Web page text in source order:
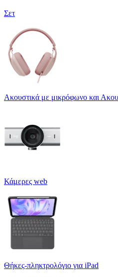
Σετ
Ακουστικά με μικρόφωνο και
Κάμερες web
Θήκες-πληκτρολόγιο για iPad